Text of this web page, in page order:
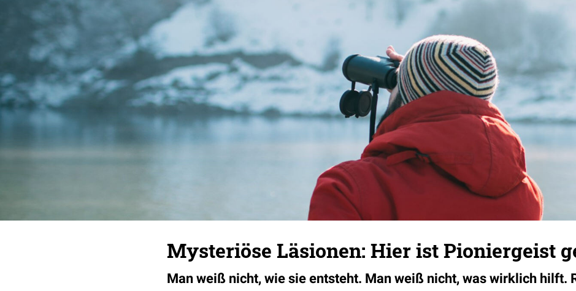
Mysteriöse Läsionen: Hier ist Pioniergeist
Man weiß nicht, wie sie entsteht. Man weiß nicht, was wirklich hilft.